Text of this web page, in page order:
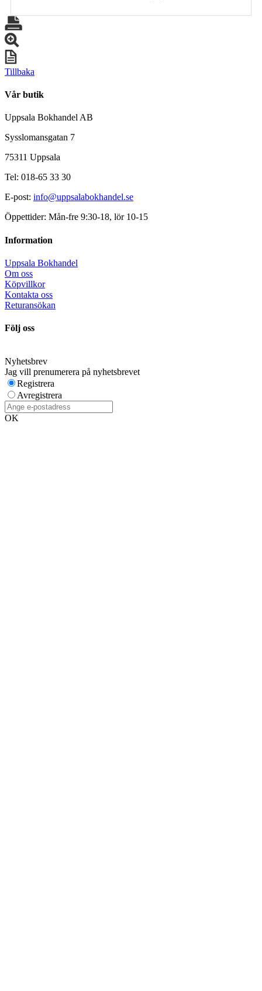
Tillbaka
Vår butik
Uppsala Bokhandel AB
Sysslomansgatan 7
75311 Uppsala
Tel: 018-65 33 30
E-post: info@uppsalabokhandel.se
Öppettider: Mån-fre 9:30-18, lör 10-15
Information
Uppsala Bokhandel
Om oss
Köpvillkor
Kontakta oss
Returansökan
Följ oss
Nyhetsbrev
Jag vill prenumerera på nyhetsbrevet
Registrera
Avregistrera
OK